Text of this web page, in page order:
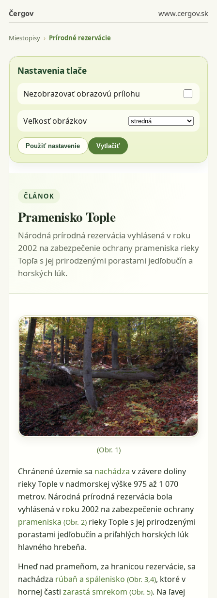
Čergov www.cergov.sk
Miestopisy › Prírodné rezervácie
Nastavenia tlače
Nezobrazovať obrazovú prílohu
Veľkosť obrázkov
Použiť nastavenie Vytlačiť
ČLÁNOK
Pramenisko Tople
Národná prírodná rezervácia vyhlásená v roku
2002 na zabezpečenie ochrany prameniska rieky
Topľa s jej prirodzenými porastami jedľobučín a
horských lúk.
(Obr. 1)
Chránené územie sa nachádza v závere doliny
rieky Tople v nadmorskej výške 975 až 1 070
metrov. Národná prírodná rezervácia bola
vyhlásená v roku 2002 na zabezpečenie ochrany
prameniska (Obr. 2) rieky Tople s jej prirodzenými
porastami jedľobučín a priľahlých horských lúk
hlavného hrebeňa.
Hneď nad prameňom, za hranicou rezervácie, sa
nachádza rúbaň a spálenisko (Obr. 3,4), ktoré v
hornej časti zarastá smrekom (Obr. 5). Na ľavej